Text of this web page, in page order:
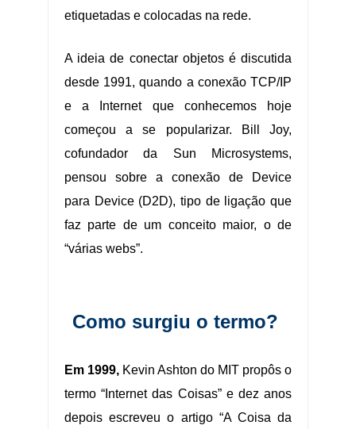
etiquetadas e colocadas na rede.
A ideia de conectar objetos é discutida
desde 1991, quando a conexão TCP/IP
e a Internet que conhecemos hoje
começou a se popularizar. Bill Joy,
cofundador da Sun Microsystems,
pensou sobre a conexão de Device
para Device (D2D), tipo de ligação que
faz parte de um conceito maior, o de
“várias webs”.
Como surgiu o termo?
Em 1999, Kevin Ashton do MIT propôs o
termo “Internet das Coisas” e dez anos
depois escreveu o artigo “A Coisa da